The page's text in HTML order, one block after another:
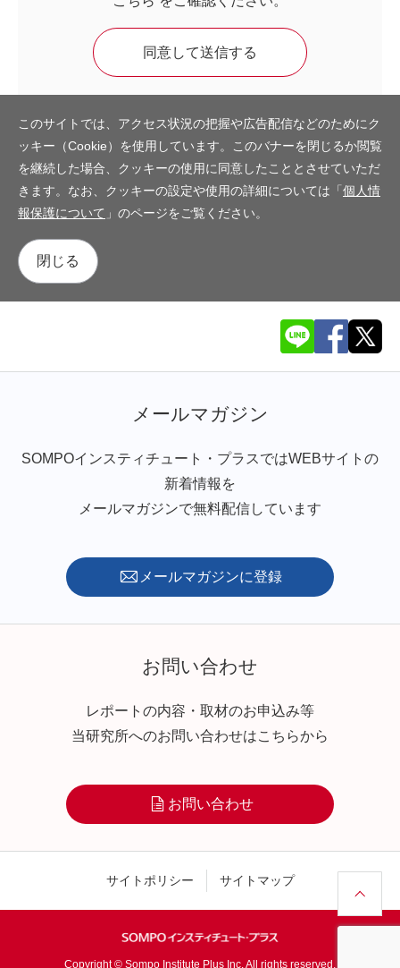
このサイトでは、アクセス状況の把握や広告配信などのためにク
ッキー（Cookie）を使用しています。このバナーを閉じるか閲覧
を継続した場合、クッキーの使用に同意したこととさせていただ
きます。なお、クッキーの設定や使用の詳細については「個人情
報保護について 」のページをご覧ください。
閉じる
メールマガジン
SOMPOインスティチュート・プラスではWEBサイトの
新着情報を
メールマガジンで無料配信しています
メールマガジンに登録
お問い合わせ
レポートの内容・取材のお申込み等
当研究所へのお問い合わせはこちらから
お問い合わせ
サイトポリシー サイトマップ
Copyright © Sompo Institute Plus Inc. All rights reserved.